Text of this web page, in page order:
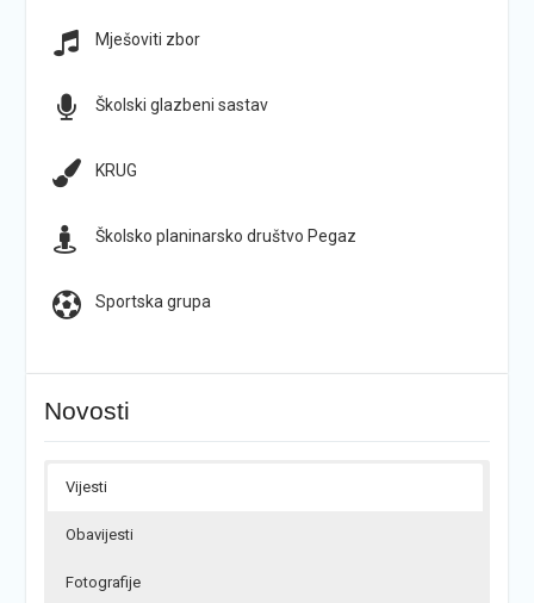
Mješoviti zbor
Školski glazbeni sastav
KRUG
Školsko planinarsko društvo Pegaz
Sportska grupa
Novosti
Vijesti
Obavijesti
Fotografije